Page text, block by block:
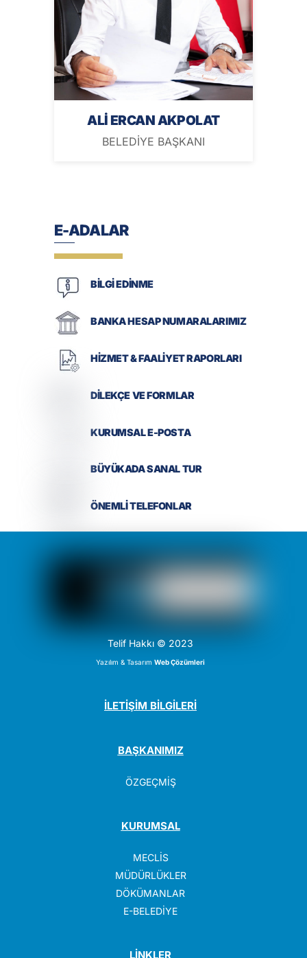
ALİ ERCAN AKPOLAT
BELEDİYE BAŞKANI
E-ADALAR
BİLGİ EDİNME
BANKA HESAP NUMARALARIMIZ
HİZMET & FAALİYET RAPORLARI
DİLEKÇE VE FORMLAR
KURUMSAL E-POSTA
BÜYÜKADA SANAL TUR
ÖNEMLİ TELEFONLAR
Telif Hakkı © 2023
Yazılım & TasarımWeb Çözümleri
İLETİŞİM BİLGİLERİ
BAŞKANIMIZ
ÖZGEÇMİŞ
KURUMSAL
MECLİS
MÜDÜRLÜKLER
DÖKÜMANLAR
E-BELEDİYE
LİNKLER